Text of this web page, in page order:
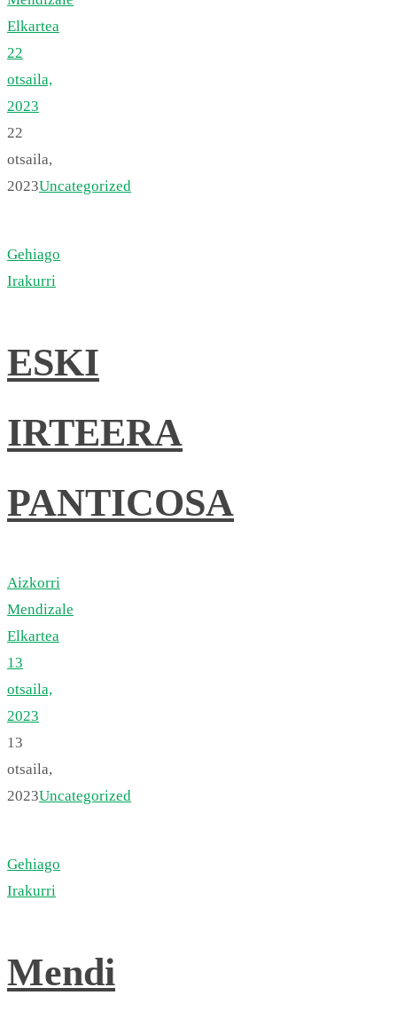
Elkartea
22
otsaila,
2023
22
otsaila,
2023Uncategorized
Gehiago
Irakurri
ESKI
IRTEERA
PANTICOSA
Aizkorri
Mendizale
Elkartea
13
otsaila,
2023
13
otsaila,
2023Uncategorized
Gehiago
Irakurri
Mendi